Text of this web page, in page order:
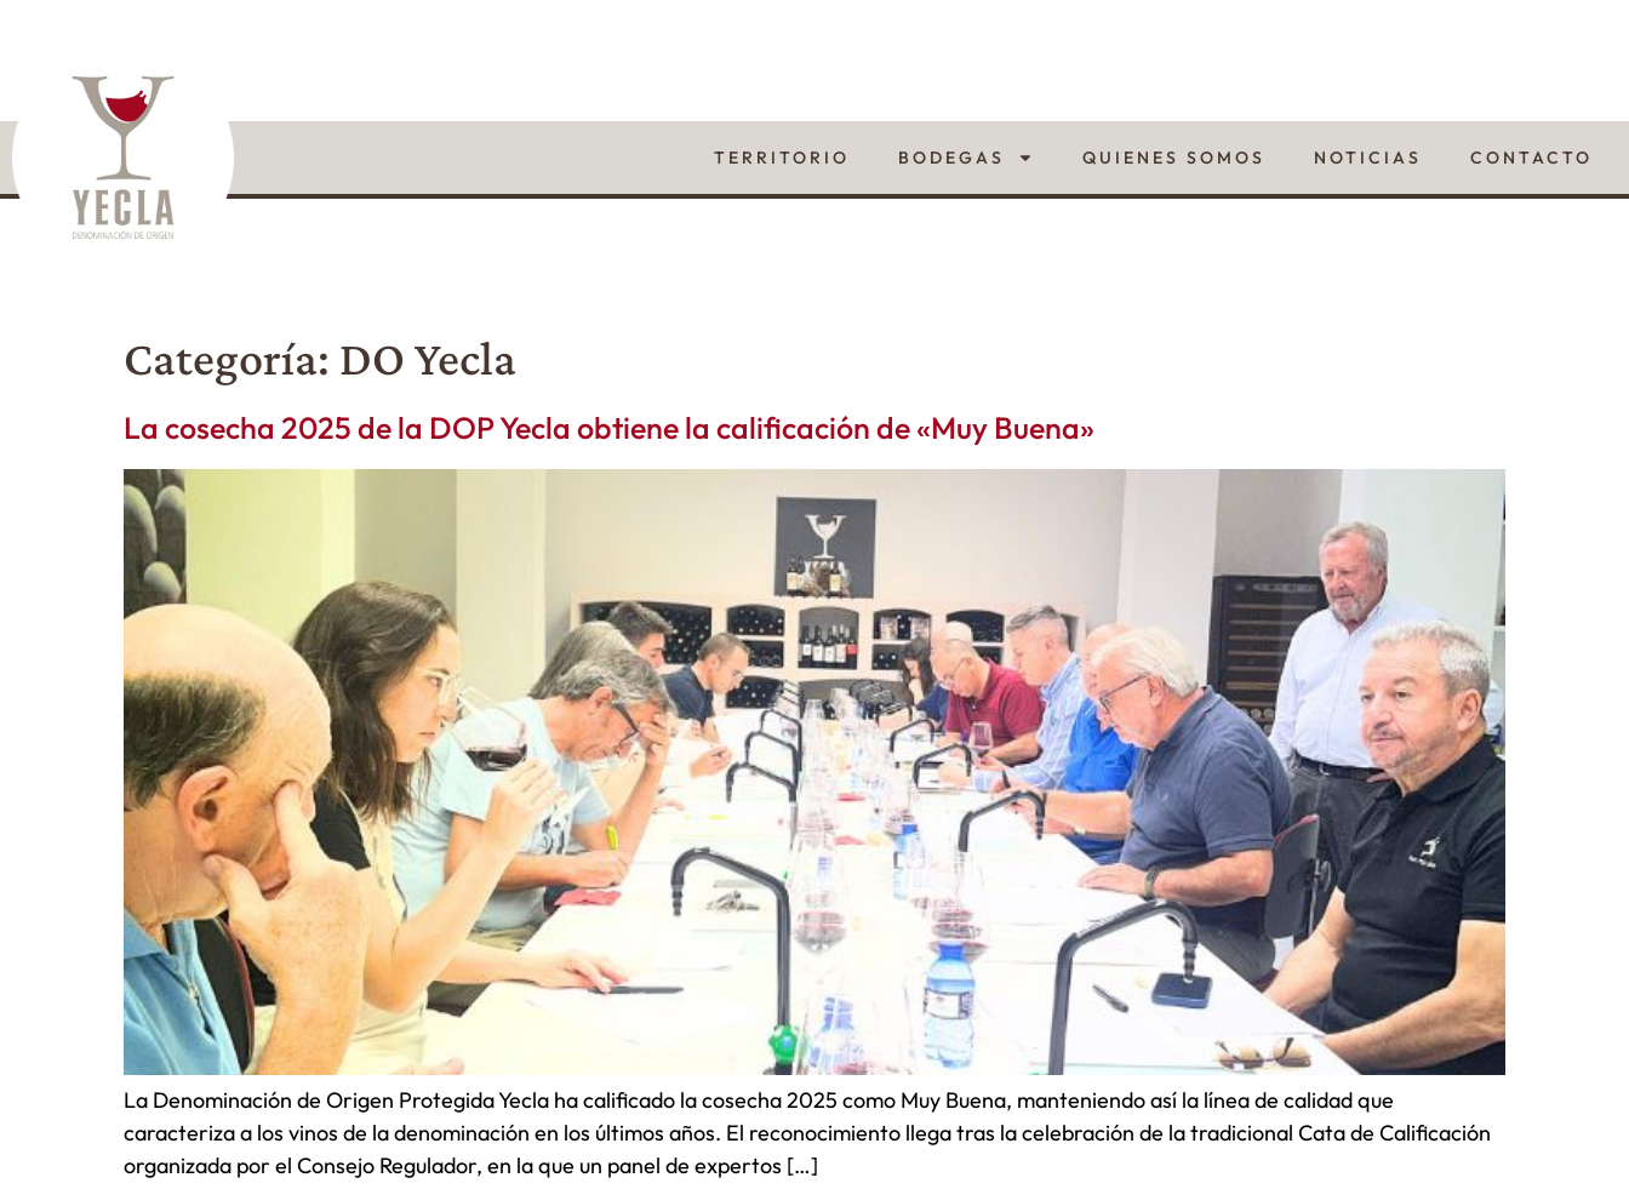
TERRITORIO BODEGAS QUIENES SOMOS NOTICIAS CONTACTO
Categoría: DO Yecla
La cosecha 2025 de la DOP Yecla obtiene la calificación de «Muy Buena»
La Denominación de Origen Protegida Yecla ha calificado la cosecha 2025 como Muy Buena, manteniendo así la línea de calidad que
caracteriza a los vinos de la denominación en los últimos años. El reconocimiento llega tras la celebración de la tradicional Cata de Calificación
organizada por el Consejo Regulador, en la que un panel de expertos […]